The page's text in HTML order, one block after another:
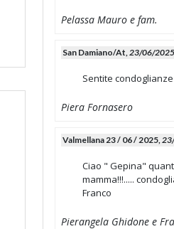
Pelassa Mauro e fam.
San Damiano/At,23/06/
Sentite
Piera Fornasero
Valmellana 23 / 06 / 2025,
Ciao " Gepina"
mamma!!!.....
Franco
Pierangela Ghidone e